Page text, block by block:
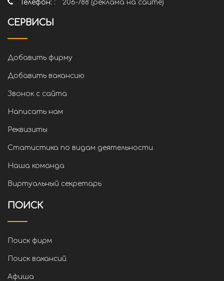
Телефон: :
206-788 (реклама на сайте)
СЕРВИСЫ
Добавить фирму
Добавить вакансию
Звонок с сайта
Написать нам
Реквизиты
Статистика по видам деятельности
Наша команда
Виртуальный секретарь
ПОИСК
Поиск фирм
Поиск вакансий
Афиша